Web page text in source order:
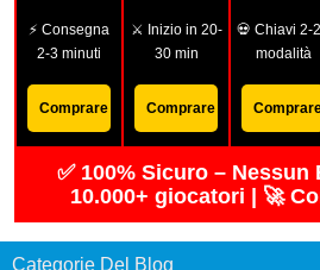
⚡ Consegna
2-3 minuti
Comprare
⚔️ Inizio in 20-
30 min
Comprare
💀 Chiavi 2-
modalità
✅ 100% Sicuro – Nessun
10.000+ giocatori | 🚀
Categorie Del Blog